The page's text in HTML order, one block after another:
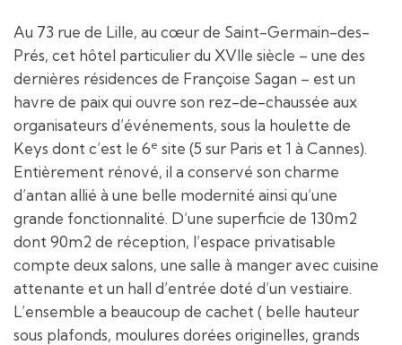
Au 73 rue de Lille, au cœur de Saint-Germain-des-
Prés, cet hôtel particulier du XVIIe siècle – une des
dernières résidences de Françoise Sagan – est un
havre de paix qui ouvre son rez-de-chaussée aux
organisateurs d’événements, sous la houlette de
Keys dont c’est le 6e site (5 sur Paris et 1 à Cannes).
Entièrement rénové, il a conservé son charme
d’antan allié à une belle modernité ainsi qu’une
grande fonctionnalité. D’une superficie de 130m2
dont 90m2 de réception, l’espace privatisable
compte deux salons, une salle à manger avec cuisine
attenante et un hall d’entrée doté d’un vestiaire.
L’ensemble a beaucoup de cachet ( belle hauteur
sous plafonds, moulures dorées originelles, grands